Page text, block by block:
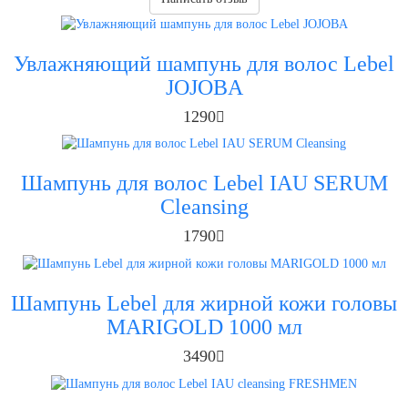
Увлажняющий шампунь для волос Lebel
JOJOBA
1290
Шампунь для волос Lebel IAU SERUM
Cleansing
1790
Шампунь Lebel для жирной кожи головы
MARIGOLD 1000 мл
3490